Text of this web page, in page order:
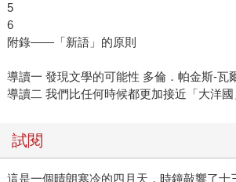
5
6
附錄――「新語」的原則
導讀一 發現文學的可能性 多倫．帕金斯-瓦
導讀二 我們比任何時候都更加接近「大洋
試閱
這是一個晴朗寒冷的四月天，時鐘敲響了十